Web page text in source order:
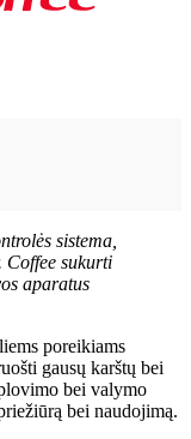
sistema,
Coffee sukurti
aparatus
poreikiams
gausų karštų bei
bei valymo
bei naudojimą.